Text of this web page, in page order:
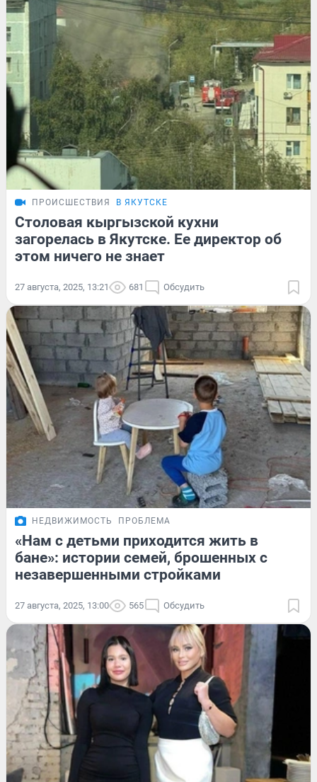
ПРОИСШЕСТВИЯ В ЯКУТСКЕ
Столовая кыргызской кухни
загорелась в Якутске. Ее директор об
этом ничего не знает
27 августа, 2025, 13:21 681 Обсудить
НЕДВИЖИМОСТЬ ПРОБЛЕМА
«Нам с детьми приходится жить в
бане»: истории семей, брошенных с
незавершенными стройками
27 августа, 2025, 13:00 565 Обсудить